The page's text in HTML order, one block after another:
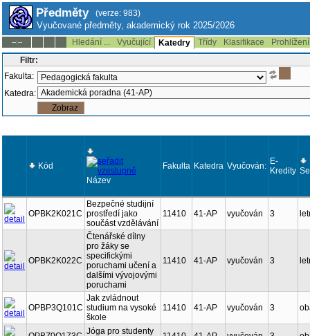
Předměty (verze: 983)
Vyučované předměty, akademický rok 2025/2026
--:-- Hledání ... Vyučující Katedry Třídy Klasifikace
Filtr:
Fakulta:
Katedra:
Kód
Název
Fakulta Katedra Vyučován: E-
Kredity
OPBK2K021C
Bezpečné studijní
prostředí jako
součást vzdělávání
11410 41-AP vyučován 3
OPBK2K022C
Čtenářské dílny
pro žáky se
specifickými
poruchami učení a
dalšími vývojovými
poruchami
11410 41-AP vyučován 3
OPBP3Q101C
Jak zvládnout
studium na vysoké
škole
11410 41-AP vyučován 3
Jóga pro studenty